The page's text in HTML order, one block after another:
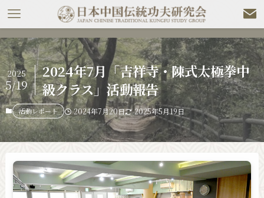
2024年7月「吉祥寺・陳式太極拳中
級クラス」活動報告
2025
5/19
活動レポート 2024年7月20日 2025年5月19日